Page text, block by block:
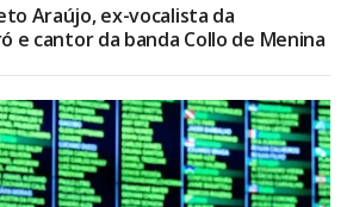
Araújo, ex-vocalista da
e cantor da banda Collo de Menina